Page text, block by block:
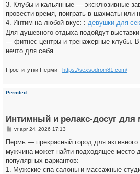
3. Клубы и кальянные — эксклюзивные
провести время, поиграть в шахматы или
4. Интим на любой вкус: : девушки для
Для душевного отдыха подойдут
— фитнес-центры и тренажерные клубы.
нечто для себя.
Проститутки Перми - https://sexsodrom81.com/
Permted
Интимный и релакс-досуг
B
r
c
h
vr apr 24, 2026 17:13
Пермь — прекрасный город для
мужчина может найти подходящее место
популярных вариантов:
1. Мужские спа-салоны и массажные